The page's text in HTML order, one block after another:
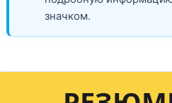
значком.